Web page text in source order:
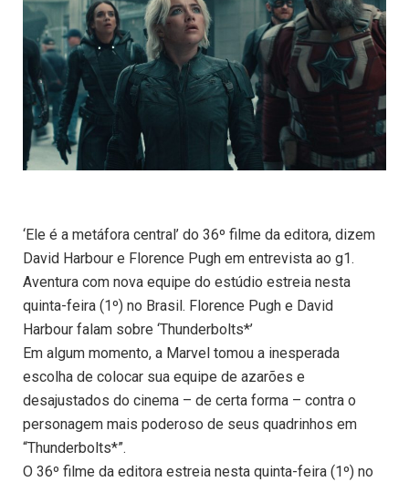
‘Ele é a metáfora central’ do 36º filme da editora, dizem
David Harbour e Florence Pugh em entrevista ao g1.
Aventura com nova equipe do estúdio estreia nesta
quinta-feira (1º) no Brasil. Florence Pugh e David
Harbour falam sobre ‘Thunderbolts*’
Em algum momento, a Marvel tomou a inesperada
escolha de colocar sua equipe de azarões e
desajustados do cinema – de certa forma – contra o
personagem mais poderoso de seus quadrinhos em
“Thunderbolts*”.
O 36º filme da editora estreia nesta quinta-feira (1º) no